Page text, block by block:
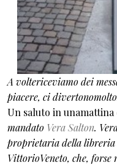
A voltericeviamo dei
piacere, ci
Un saluto in unamattina
mandato Vera Salton.
proprietaria della libreria
VittorioVeneto, che,